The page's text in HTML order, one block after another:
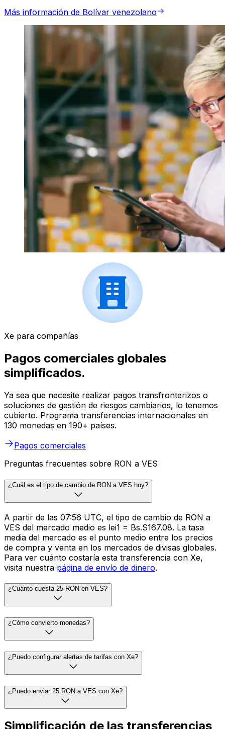
Más información de Bolívar venezolano
Xe para compañías
Pagos comerciales globales
simplificados.
Ya sea que necesite realizar pagos transfronterizos o
soluciones de gestión de riesgos cambiarios, lo tenemos
cubierto. Programa transferencias internacionales en
130 monedas en 190+ países.
Pagos comerciales
Preguntas frecuentes sobre RON a VES
¿Cuál es el tipo de cambio de RON a VES hoy?
A partir de las 07:56 UTC, el tipo de cambio de RON a
VES del mercado medio es lei1 = Bs.S167.08. La tasa
media del mercado es el punto medio entre los precios
de compra y venta en los mercados de divisas globales.
Para ver cuánto costaría esta transferencia con Xe,
visita nuestra página de envío de dinero.
¿Cuánto cuesta 25 RON en VES?
¿Cómo convierto monedas?
¿Puedo configurar alertas de tarifas con Xe?
¿Puedo enviar 25 RON a VES con Xe?
Simplificación de las transferencias